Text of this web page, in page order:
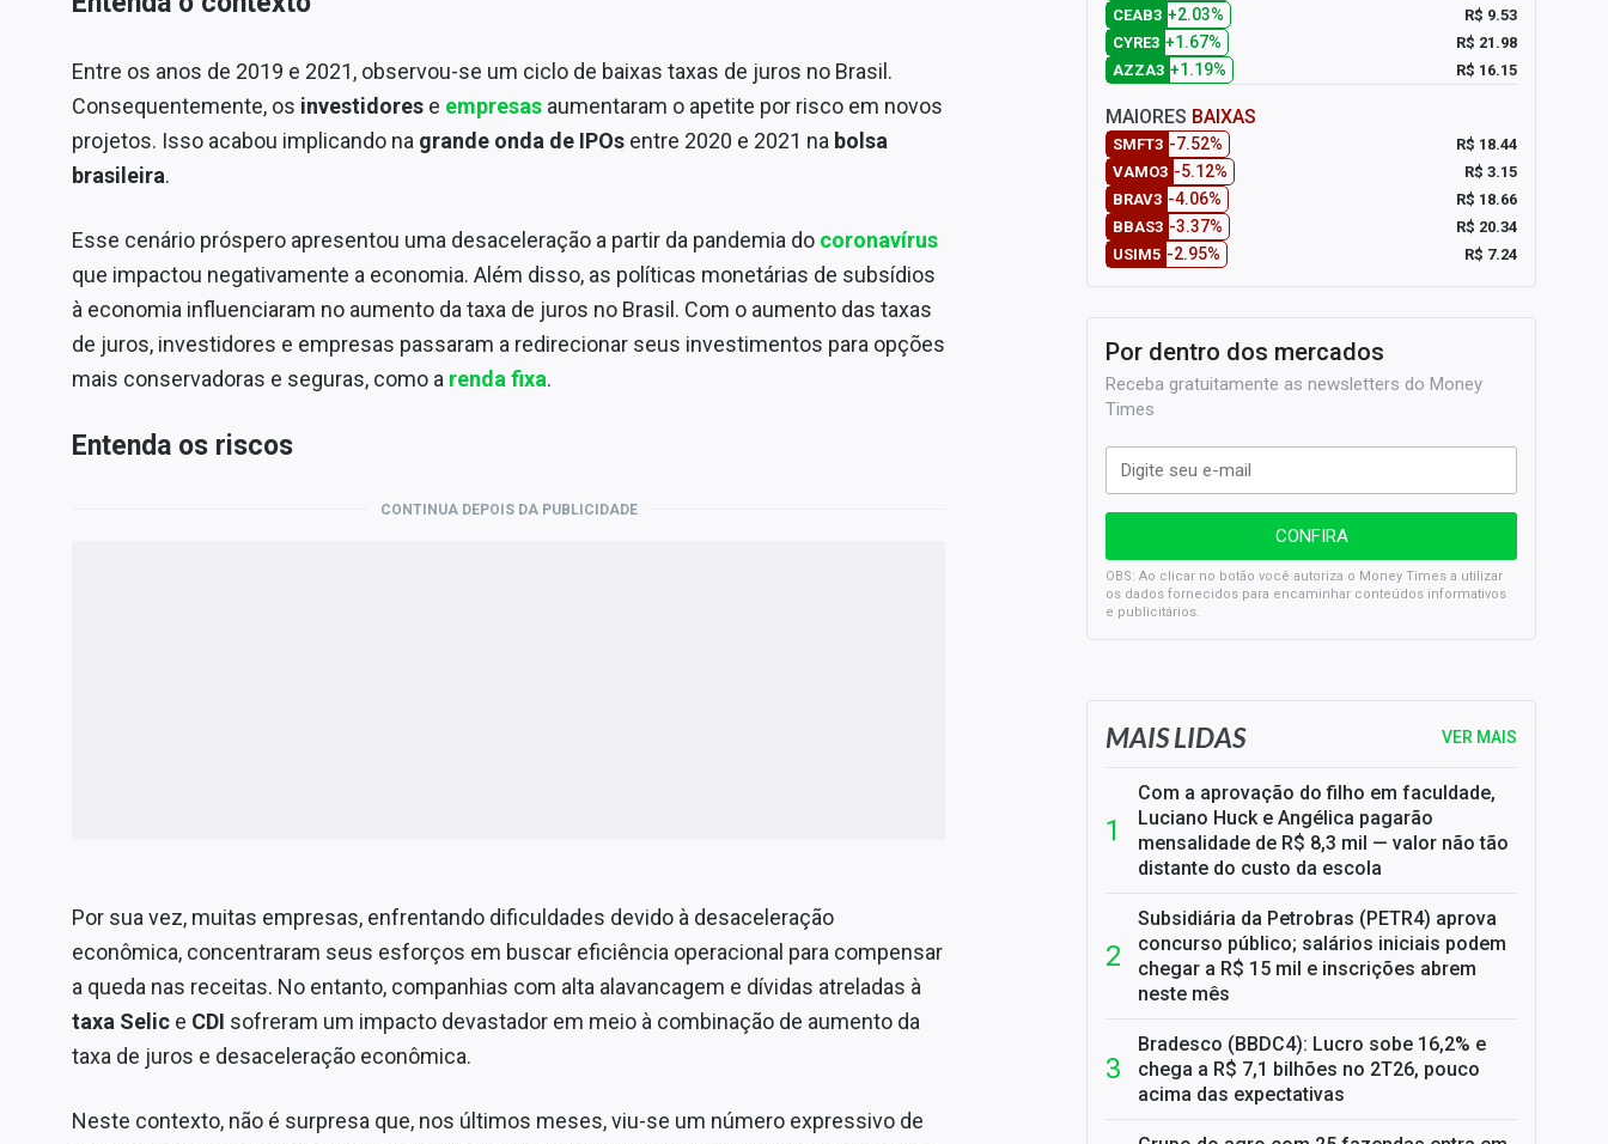
Entre os anos de 2019 e 2021, observou-se um ciclo de baixas taxas de juros no Brasil.
Consequentemente, os investidores e empresas aumentaram o apetite por risco em novos
projetos. Isso acabou implicando na grande onda de IPOs entre 2020 e 2021 na bolsa
brasileira.
Esse cenário próspero apresentou uma desaceleração a partir da pandemia do coronavírus
que impactou negativamente a economia. Além disso, as políticas monetárias de subsídios
à economia influenciaram no aumento da taxa de juros no Brasil. Com o aumento das taxas
de juros, investidores e empresas passaram a redirecionar seus investimentos para opções
mais conservadoras e seguras, como a renda fixa.
Entenda os riscos
CONTINUA DEPOIS DA PUBLICIDADE
Por sua vez, muitas empresas, enfrentando dificuldades devido à desaceleração
econômica, concentraram seus esforços em buscar eficiência operacional para compensar
a queda nas receitas. No entanto, companhias com alta alavancagem e dívidas atreladas à
taxa Selic e CDI sofreram um impacto devastador em meio à combinação de aumento da
taxa de juros e desaceleração econômica.
Neste contexto, não é surpresa que, nos últimos meses, viu-se um número expressivo de
CEAB3 +2.03%
R$ 9.53
CYRE3 +1.67%
R$ 21.98
AZZA3 +1.19% R$ 16.15
MAIORES BAIXAS
SMFT3 -7.52%
R$ 18.44
VAMO3 -5.12%
R$ 3.15
BRAV3 -4.06%
R$ 18.66
BBAS3 -3.37%
R$ 20.34
USIM5 -2.95% R$ 7.24
Por dentro dos mercados
Receba gratuitamente as newsletters do Money
Times
OBS: Ao clicar no botão você autoriza o Money Times a utilizar
os dados fornecidos para encaminhar conteúdos informativos
e publicitários.
SELIC em 14%: A repercussão da decisão sobre os JUROS
MAIS LIDAS VER MAIS
Com a aprovação do filho em faculdade,
Luciano Huck e Angélica pagarão
mensalidade de R$ 8,3 mil — valor não tão
distante do custo da escola
Subsidiária da Petrobras (PETR4) aprova
concurso público; salários iniciais podem
chegar a R$ 15 mil e inscrições abrem
neste mês
Bradesco (BBDC4): Lucro sobe 16,2% e
chega a R$ 7,1 bilhões no 2T26, pouco
acima das expectativas